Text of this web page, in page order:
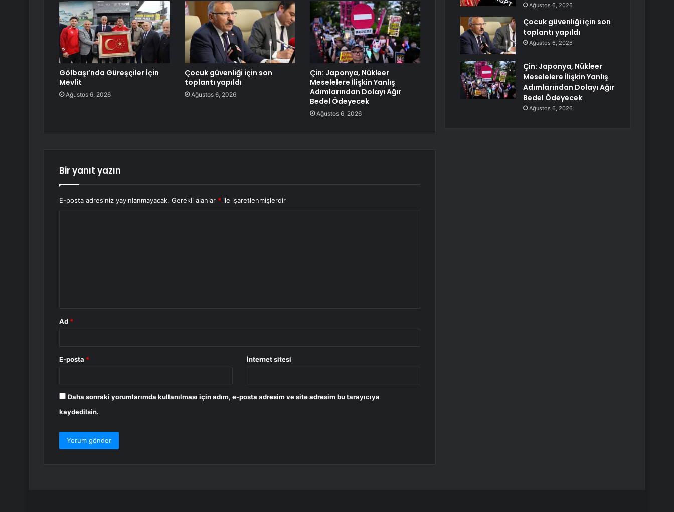
Gölbaşı’nda Güreşçiler İçin
Mevlit
Ağustos 6, 2026
Çocuk güvenliği için son
toplantı yapıldı
Ağustos 6, 2026
Çin: Japonya, Nükleer
Meselelere İlişkin Yanlış
Adımlarından Dolayı Ağır
Bedel Ödeyecek
Ağustos 6, 2026
Bir yanıt yazın
E-posta adresiniz yayınlanmayacak. Gerekli alanlar * ile işaretlenmişlerdir
Ad *
E-posta * İnternet sitesi
Daha sonraki yorumlarımda kullanılması için adım, e-posta adresim ve site adresim bu tarayıcıya
kaydedilsin.
Ağustos 6, 2026
Çocuk güvenliği için son
toplantı yapıldı
Ağustos 6, 2026
Çin: Japonya, Nükleer
Meselelere İlişkin Yanlış
Adımlarından Dolayı Ağır
Bedel Ödeyecek
Ağustos 6, 2026